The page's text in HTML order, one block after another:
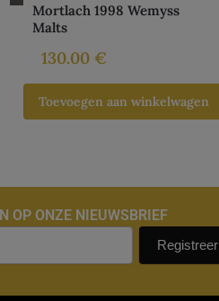
Mortlach 1998 Wemyss
Malts
130.00 €
Toevoegen aan winkelwagen
OP ONZE NIEUWSBRIEF
Registreer